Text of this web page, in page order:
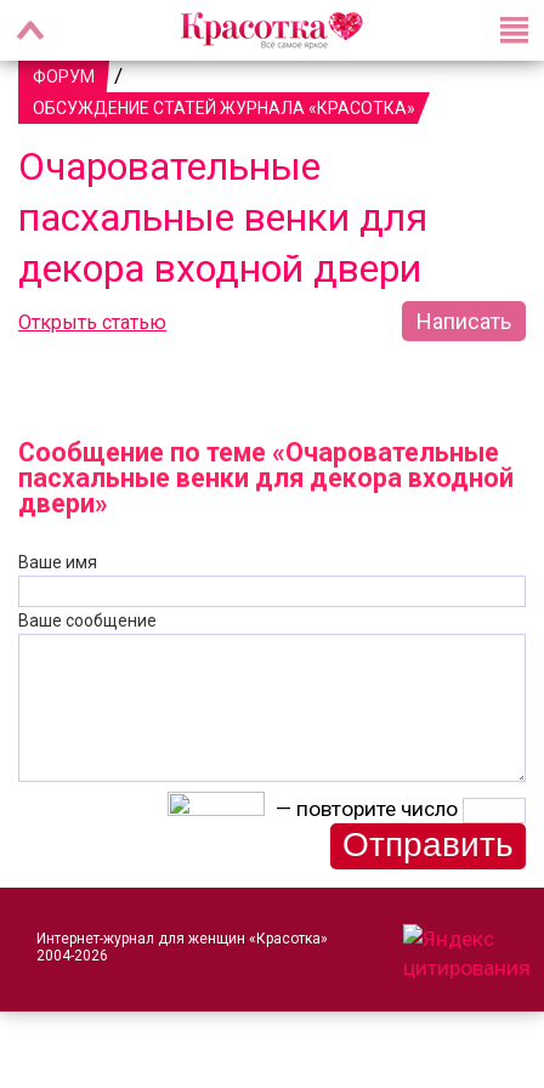
ФОРУМ /
ОБСУЖДЕНИЕ СТАТЕЙ ЖУРНАЛА «КРАСОТКА»
Очаровательные
пасхальные венки для
декора входной двери
Открыть статью Написать
Сообщение по теме «Очаровательные
пасхальные венки для декора входной
двери»
Ваше имя
Ваше сообщение
— повторите число
Интернет-журнал для женщин «Красотка»
2004-2026